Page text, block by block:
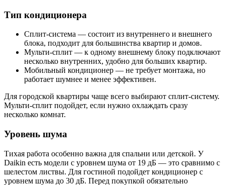
Тип кондиционера
Сплит-система — состоит из внутреннего и внешнего
блока, подходит для большинства квартир и домов.
Мульти-сплит — к одному внешнему блоку подключают
несколько внутренних, удобно для больших квартир.
Мобильный кондиционер — не требует монтажа, но
работает шумнее и менее эффективен.
Для городской квартиры чаще всего выбирают сплит-систему.
Мульти-сплит подойдет, если нужно охлаждать сразу
несколько комнат.
Уровень шума
Тихая работа особенно важна для спальни или детской. У
Daikin есть модели с уровнем шума от 19 дБ — это сравнимо с
шелестом листвы. Для гостиной подойдет кондиционер с
уровнем шума до 30 дБ. Перед покупкой обязательно